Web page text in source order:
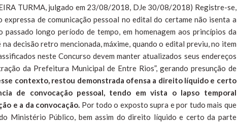
TURMA, julgado em 23/08/2018, DJe 30/08/2018) Registre-se,
de comunicação pessoal no edital do certame não isenta a
passado longo período de tempo, em homenagem aos princípios da
decisão retro mencionada, máxime, quando o edital previu, no item
neste Concurso devem manter atualizados seus endereços
da Prefeitura Municipal de Entre Rios”, gerando presunção de
contexto, restou demonstrada ofensa a direito líquido e certo
de convocação pessoal, tendo em vista o lapso temporal
e a da convocação. Por todo o exposto supra e por tudo mais que
Ministério Público, bem assim do direito líquido e certo da parte